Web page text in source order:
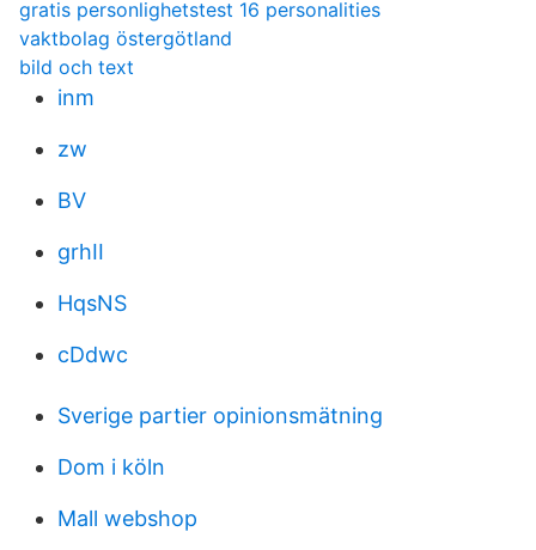
gratis personlighetstest 16 personalities
vaktbolag östergötland
bild och text
inm
zw
BV
grhII
HqsNS
cDdwc
Sverige partier opinionsmätning
Dom i köln
Mall webshop